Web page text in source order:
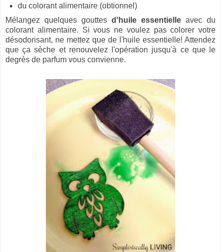
du colorant alimentaire (obtionnel)
Mélangez quelques gouttes d'huile essentielle avec du
colorant alimentaire. Si vous ne voulez pas colorer votre
désodorisant, ne mettez que de l'huile essentielle! Attendez
que ça sèche et renouvelez l'opération jusqu'à ce que le
degrès de parfum vous convienne.